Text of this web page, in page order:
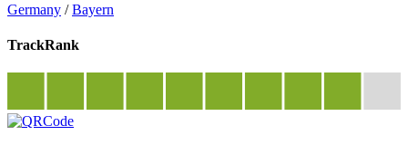
Germany /Bayern
TrackRank